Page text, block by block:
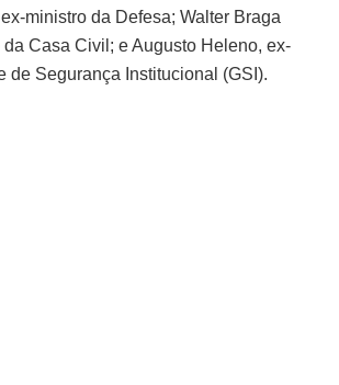
ministro da Defesa; Walter Braga
da Casa Civil; e Augusto Heleno, ex-
de Segurança Institucional (GSI).